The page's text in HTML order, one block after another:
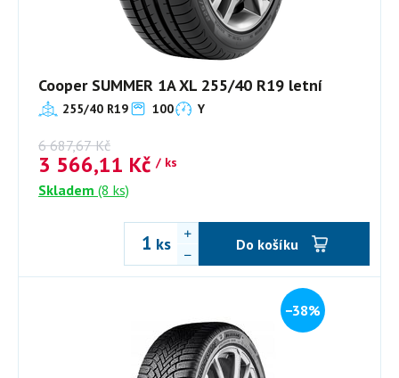
Cooper SUMMER 1A XL 255/40 R19 letní
255/40 R19 100 Y
6 687,67 Kč
3 566,11 Kč / ks
Skladem (8 ks)
ks Do košíku
−38%